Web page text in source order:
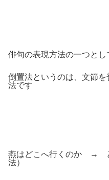
俳句の表現方法の一つと
倒置法というのは、文節
法です
燕はどこへ行くのか →
法）